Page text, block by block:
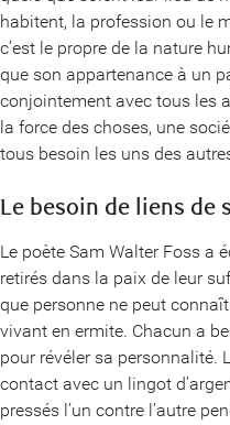
habitent, la profession ou le
c’est le propre de la nature
que son appartenance à un
conjointement avec tous les
la force des choses, une
tous besoin les uns des
Le besoin de liens de
Le poète Sam Walter Foss a
retirés dans la paix de leur
que personne ne peut
vivant en ermite. Chacun a
pour révéler sa personnalité.
contact avec un lingot
pressés l’un contre l’autre